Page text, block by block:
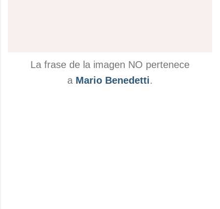
La frase de la imagen NO pertenece
a Mario Benedetti.